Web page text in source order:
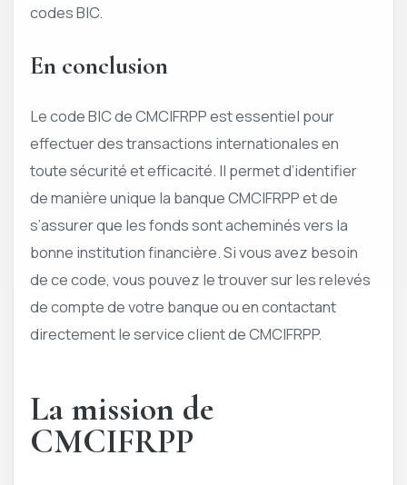
codes BIC.
En conclusion
Le code BIC de CMCIFRPP est essentiel pour
effectuer des transactions internationales en
toute sécurité et efficacité. Il permet d’identifier
de manière unique la banque CMCIFRPP et de
s’assurer que les fonds sont acheminés vers la
bonne institution financière. Si vous avez besoin
de ce code, vous pouvez le trouver sur les relevés
de compte de votre banque ou en contactant
directement le service client de CMCIFRPP.
La mission de
CMCIFRPP